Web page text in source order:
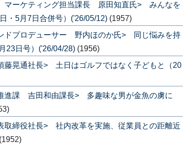
ーケティング担当課長 原田知直氏> みんなを
・5月7日合併号）('26/05/12) (1957)
ドプロデューサー 野内ほのか氏> 同じ悩みを持
23日号）('26/04/28) (1956)
晃通社長> 土日はゴルフではなく子どもと（20
課 吉田和由課長> 多趣味な男が金魚の虜に
締役社長> 社内改革を実施、従業員との距離近
(1952)